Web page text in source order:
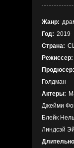
Жанр:
Год: 2019
Страна:
Режиссер:
Продюсер:
Голдман
Актеры:
Джейми
Блейк
Линдсэй